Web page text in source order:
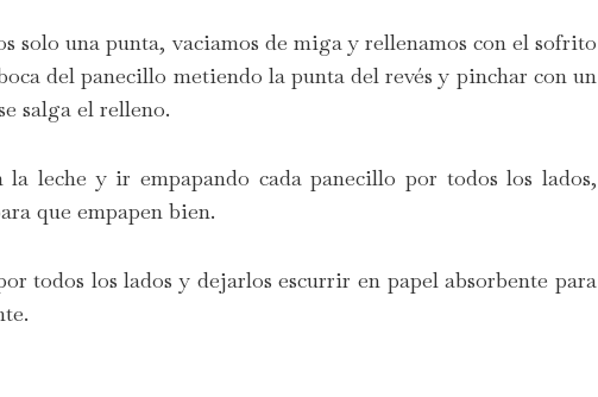
solo una punta, vaciamos de miga y rellenamos con el sofrito
del panecillo metiendo la punta del revés y pinchar con un
salga el relleno.
leche y ir empapando cada panecillo por todos los lados,
que empapen bien.
todos los lados y dejarlos escurrir en papel absorbente para